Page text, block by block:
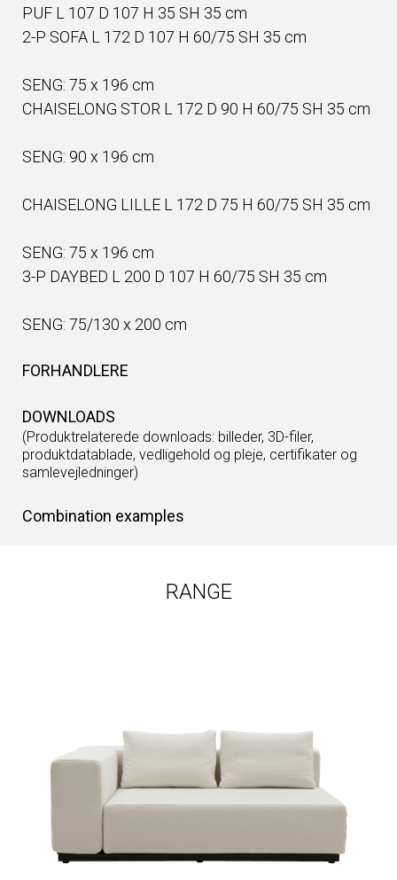
PUF L 107 D 107 H 35 SH 35 cm
2-P SOFA L 172 D 107 H 60/75 SH 35 cm
SENG: 75 x 196 cm
CHAISELONG STOR L 172 D 90 H 60/75 SH 35 cm
SENG: 90 x 196 cm
CHAISELONG LILLE L 172 D 75 H 60/75 SH 35 cm
SENG: 75 x 196 cm
3-P DAYBED L 200 D 107 H 60/75 SH 35 cm
SENG: 75/130 x 200 cm
FORHANDLERE
DOWNLOADS
(Produktrelaterede downloads: billeder, 3D-filer,
produktdatablade, vedligehold og pleje, certifikater og
samlevejledninger)
Combination examples
RANGE